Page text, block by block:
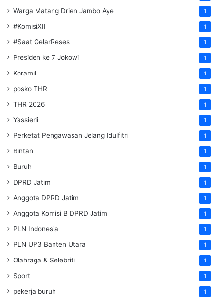
Warga Matang Drien Jambo Aye 1
#KomisiXII 1
#Saat GelarReses 1
Presiden ke 7 Jokowi 1
Koramil 1
posko THR 1
THR 2026 1
Yassierli 1
Perketat Pengawasan Jelang Idulfitri 1
Bintan 1
Buruh 1
DPRD Jatim 1
Anggota DPRD Jatim 1
Anggota Komisi B DPRD Jatim 1
PLN Indonesia 1
PLN UP3 Banten Utara 1
Olahraga & Selebriti 1
Sport 1
pekerja buruh 1